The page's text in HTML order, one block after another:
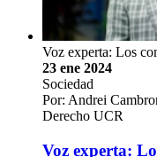
Voz experta: Los
23 ene 2024
Sociedad
Por: Andrei
Derecho UCR
Voz experta: